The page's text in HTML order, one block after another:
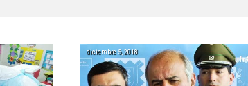
diciembre 5, 2018